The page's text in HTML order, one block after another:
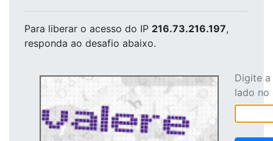
Para liberar o acesso do IP 216.73.216.197,
responda ao desafio abaixo.
Digite
lado no